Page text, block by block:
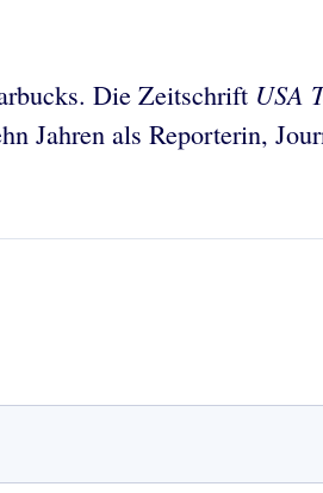
Die Zeitschrift USA
Jahren als Reporterin,